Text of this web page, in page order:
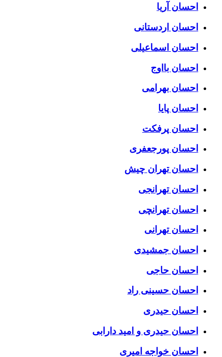
احسان آریا
احسان اردستانی
احسان اسماعیلی
احسان بااوج
احسان بهرامی
احسان پایا
احسان پرفکت
احسان پورجعفری
احسان تهران چیش
احسان تهرانجی
احسان تهرانچی
احسان تهرانی
احسان جمشیدی
احسان حاجی
احسان حسینی راد
احسان حیدری
احسان حیدری و امید دارابی
احسان خواجه امیری